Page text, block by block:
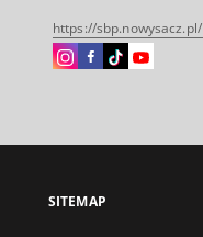
https://sbp.nowysacz.pl/
Instagram
open
new
Facebook
open
new
Instagram
open
new
Instagram
open
SITEMAP